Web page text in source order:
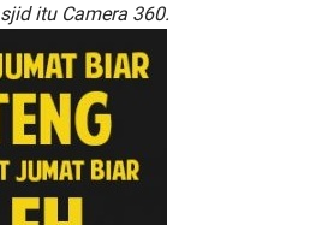
itu Camera 360.